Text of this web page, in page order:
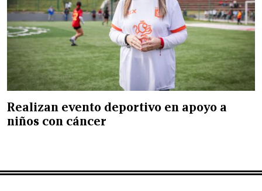
Realizan evento deportivo en apoyo a
niños con cáncer